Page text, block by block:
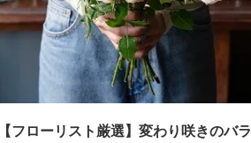
【フローリスト厳選】変わり咲きのバラ